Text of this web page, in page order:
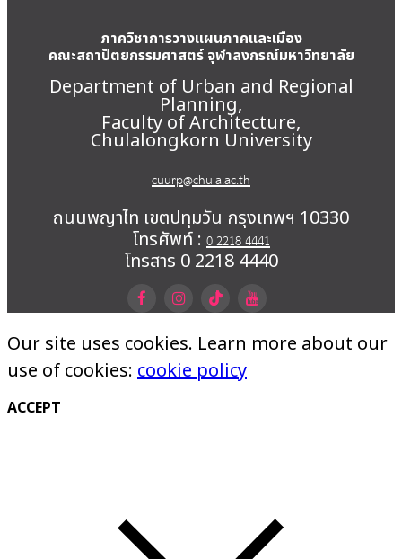
ภาควิชาการวางแผนภาคและเมือง
คณะสถาปัตยกรรมศาสตร์ จุฬาลงกรณ์มหาวิทยาลัย
Department of Urban and Regional
Planning,
Faculty of Architecture,
Chulalongkorn University
cuurp@chula.ac.th
ถนนพญาไท เขตปทุมวัน กรุงเทพฯ 10330
โทรศัพท์ : 0 2218 4441
โทรสาร 0 2218 4440
Our site uses cookies. Learn more about our
use of cookies: cookie policy
ACCEPT